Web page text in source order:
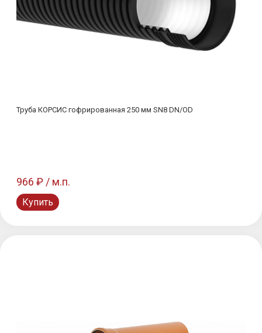
Труба КОРСИС гофрированная 250 мм SN8 DN/OD
966 ₽ / м.п.
Купить